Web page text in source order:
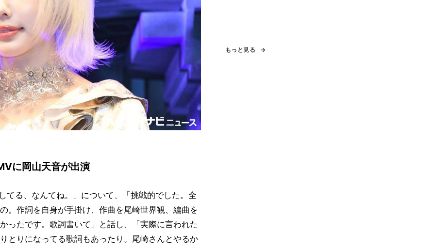
に岡山天音が出演
てる、なんてね。」について、「挑戦的でした。全
。作詞を自身が手掛け、作曲を尾崎世界観、編曲を
ったです。歌詞書いて」と話し、「実際に言われた
とりになってる歌詞もあったり。尾崎さんとやるか
もっと見る